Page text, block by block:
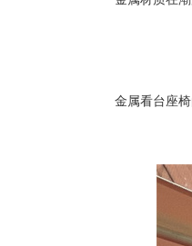
金属看台座